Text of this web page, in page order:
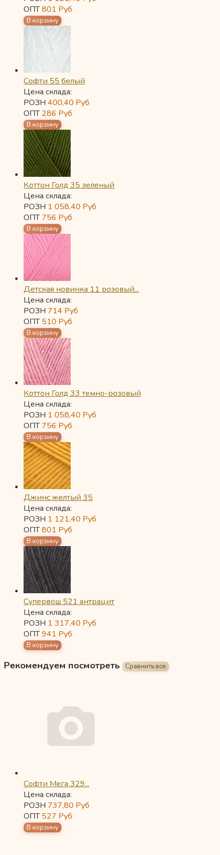
ОПТ801 Руб
Софти 55 белый
Цена склада:
РОЗН 400,40 Руб
ОПТ286 Руб
Коттон Голд 35 зеленый
Цена склада:
РОЗН 1 058,40 Руб
ОПТ756 Руб
Детская новинка 11 розовый...
Цена склада:
РОЗН 714 Руб
ОПТ510 Руб
Коттон Голд 33 темно-розовый
Цена склада:
РОЗН 1 058,40 Руб
ОПТ756 Руб
Джинс желтый 35
Цена склада:
РОЗН 1 121,40 Руб
ОПТ801 Руб
Супервош 521 антрацит
Цена склада:
РОЗН 1 317,40 Руб
ОПТ941 Руб
Рекомендуем посмотреть
Софти Мега 329...
Цена склада:
РОЗН 737,80 Руб
ОПТ527 Руб